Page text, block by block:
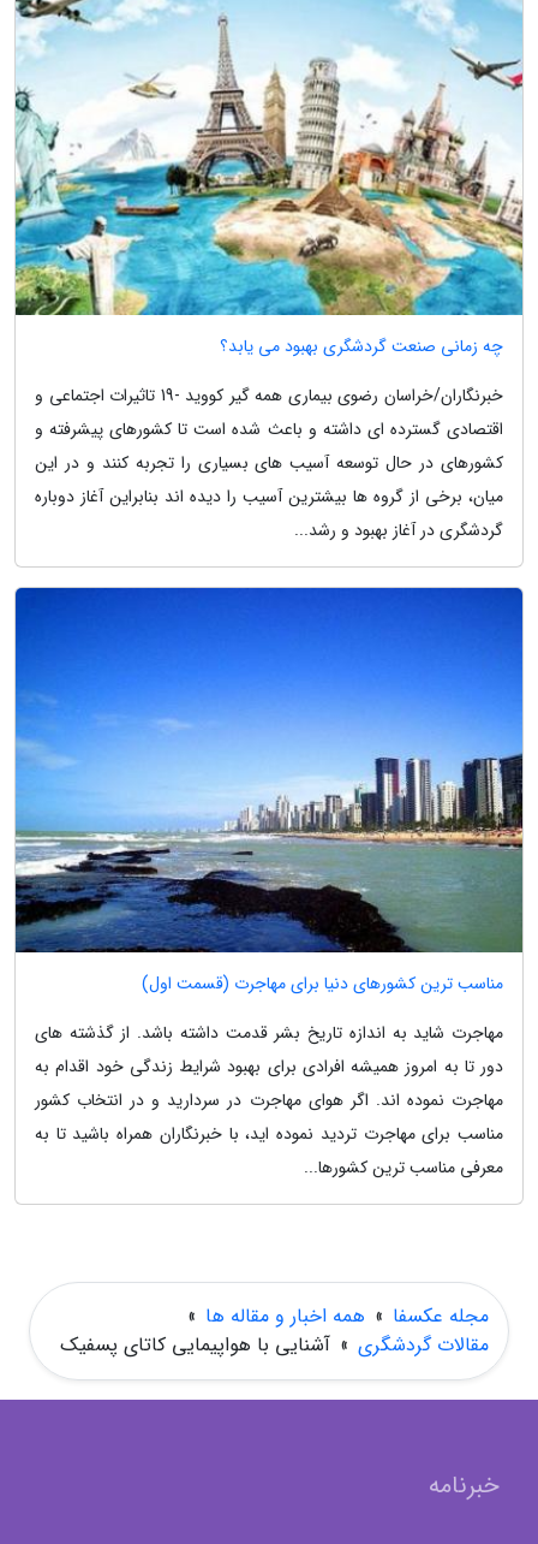
چه زمانی صنعت گردشگری بهبود می یابد؟
خبرنگاران/خراسان رضوی بیماری همه گیر کووید -19 تاثیرات اجتماعی و
اقتصادی گسترده ای داشته و باعث شده است تا کشورهای پیشرفته و
کشورهای در حال توسعه آسیب های بسیاری را تجربه کنند و در این
میان، برخی از گروه ها بیشترین آسیب را دیده اند بنابراین آغاز دوباره
گردشگری در آغاز بهبود و رشد...
مناسب ترین کشورهای دنیا برای مهاجرت (قسمت اول)
مهاجرت شاید به اندازه تاریخ بشر قدمت داشته باشد. از گذشته های
دور تا به امروز همیشه افرادی برای بهبود شرایط زندگی خود اقدام به
مهاجرت نموده اند. اگر هوای مهاجرت در سردارید و در انتخاب کشور
مناسب برای مهاجرت تردید نموده اید، با خبرنگاران همراه باشید تا به
معرفی مناسب ترین کشورها...
مجله عکسفا » همه اخبار و مقاله ها »
مقالات گردشگری » آشنایی با هواپیمایی کاتای پسفیک
خبرنامه